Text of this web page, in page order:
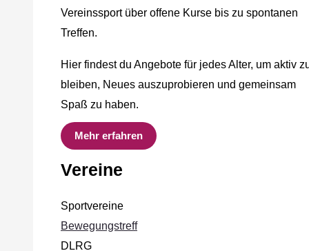
Vereinssport über offene Kurse bis zu spontanen
Treffen.
Hier findest du Angebote für jedes Alter, um aktiv
bleiben, Neues auszuprobieren und gemeinsam
Spaß zu haben.
Mehr erfahren
Vereine
Sportvereine
Bewegungstreff
DLRG